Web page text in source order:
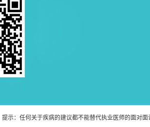
提示：任何关于疾病的建议都不能替代执业医师的面对